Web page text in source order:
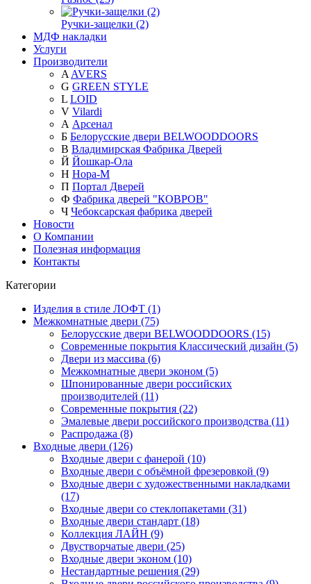
Ручки-защелки (2)
МДФ накладки
Услуги
Производители
A AVERS
G GREEN STYLE
L LOID
V Vilardi
А Арсенал
Б Белорусские двери BELWOODDOORS
В Владимирская Фабрика Дверей
Й Йошкар-Ола
Н Нора-М
П Портал Дверей
Ф Фабрика дверей "КОВРОВ"
Ч Чебоксарская фабрика дверей
Новости
О Компании
Полезная информация
Контакты
Категории
Изделия в стиле ЛОФТ (1)
Межкомнатные двери (75)
Белорусские двери BELWOODDOORS (15)
Современные покрытия Классический дизайн (5)
Двери из массива (6)
Межкомнатные двери эконом (5)
Шпонированные двери российских
производителей (11)
Современные покрытия (22)
Эмалевые двери российского производства (11)
Распродажа (8)
Входные двери (126)
Входные двери с фанерой (10)
Входные двери с объёмной фрезеровкой (9)
Входные двери с художественными накладками
(17)
Входные двери со стеклопакетами (31)
Входные двери стандарт (18)
Коллекция ЛАЙН (9)
Двустворчатые двери (25)
Входные двери эконом (10)
Нестандартные решения (29)